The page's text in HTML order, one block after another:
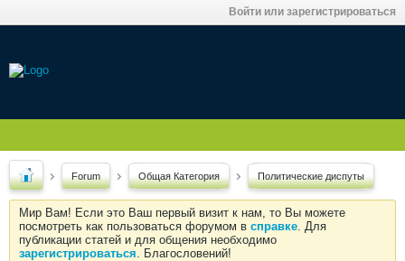
Войти или зарегистрироваться
Forum Общая Категория Политические диспуты
Мир Вам! Если это Ваш первый визит к нам, то Вы можете
посмотреть как пользоваться форумом в справке. Для
публикации статей и для общения необходимо
зарегистрироваться. Благословений!